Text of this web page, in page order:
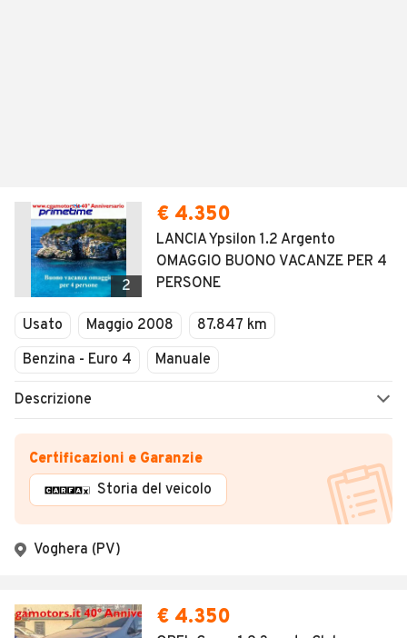
2
€ 4.350
LANCIA Ypsilon 1.2 Argento
OMAGGIO BUONO VACANZE PER 4
PERSONE
Usato Maggio 2008
87.847 km
Benzina - Euro 4
Manuale
Descrizione
Certificazioni e Garanzie
Storia del veicolo
Voghera (PV)
€ 4.350